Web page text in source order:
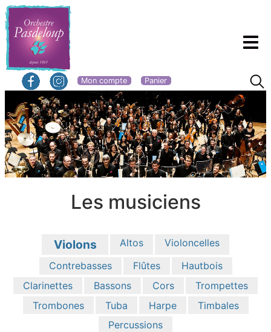
Mon compte Panier
Les musiciens
Violons Altos
Violoncelles
Contrebasses
Flûtes
Hautbois
Clarinettes
Bassons Cors
Trompettes
Trombones
Tuba Harpe
Timbales
Percussions